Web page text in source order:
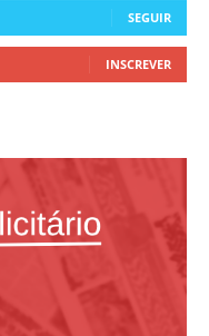
SEGUIR
INSCREVER